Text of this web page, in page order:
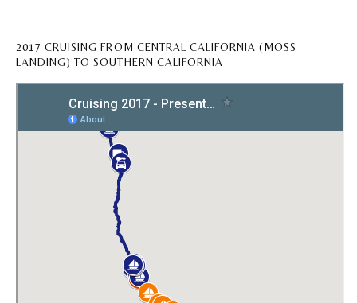
2017 CRUISING FROM CENTRAL CALIFORNIA (MOSS
LANDING) TO SOUTHERN CALIFORNIA